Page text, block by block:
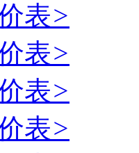
表>
表>
表>
表>